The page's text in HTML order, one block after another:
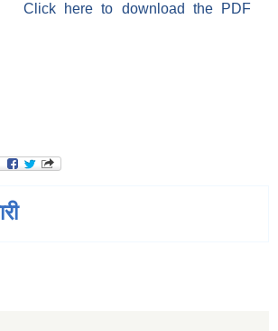
Click here to download the PDF